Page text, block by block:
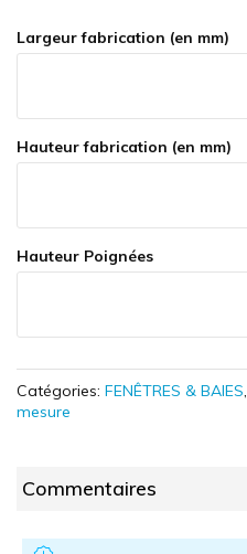
Largeur fabrication (en mm)
Hauteur fabrication (en mm)
Hauteur Poignées
Catégories: FENÊTRES & BAIES,
mesure
Commentaires